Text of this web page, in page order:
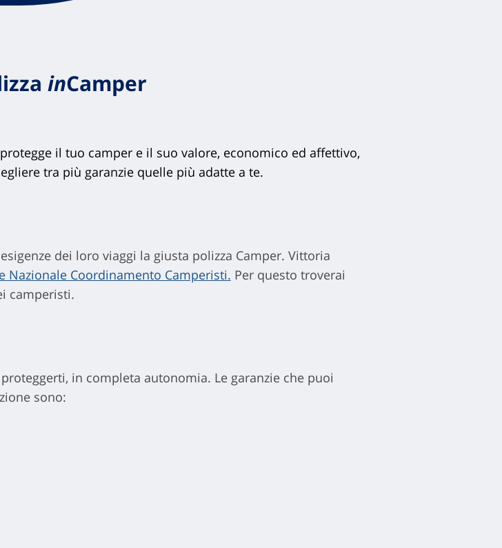
inCamper
il tuo camper e il suo valore, economico ed affettivo,
tra più garanzie quelle più adatte a te.
dei loro viaggi la giusta polizza Camper. Vittoria
Nazionale Coordinamento Camperisti. Per questo troverai
camperisti.
in completa autonomia. Le garanzie che puoi
sono: